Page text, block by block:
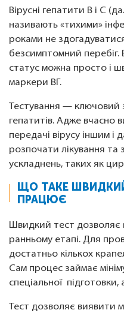
Вірусні гепатити B і C
називають «тихими»
роками не
безсимптомний перебіг.
статус можна просто і
маркери ВГ.
Тестування — ключовий
гепатитів. Адже вчасно
передачі вірусу іншим
розпочати лікування та
ускладнень, таких як
ЩО ТАКЕ
ПРАЦЮЄ
Швидкий тест дозволяє
ранньому етапі. Для
достатньо кількох
Сам процес займає
спеціальної
Тест дозволяє виявити